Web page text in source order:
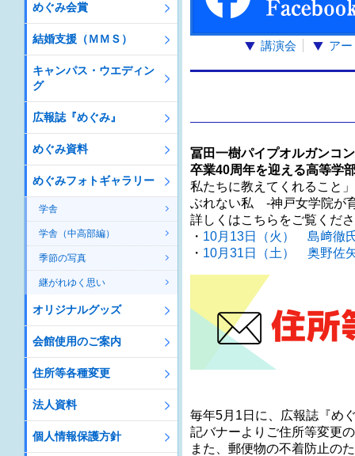
講演会 ア
冨田一樹パイプオルガンコ
卒業40周年を迎える高等学
私たちに教えてくれること
ぶれない私 -神戸女学院が
詳しくはこちらをご覧くだ
・ 10月13日（火） 島﨑徹
・ 10月31日（土） 奥野佐
毎年5月1日に、広報誌『め
記バナーよりご住所等変更
また、郵便物の不着防止の
めぐみ会賞
結婚支援（ＭＭＳ）
キャンパス・ウエディン
グ
広報誌『めぐみ』
めぐみ資料
めぐみフォトギャラリー
学舎
学舎（中高部編）
季節の写真
継がれゆく思い
オリジナルグッズ
会館使用のご案内
住所等各種変更
法人資料
個人情報保護方針